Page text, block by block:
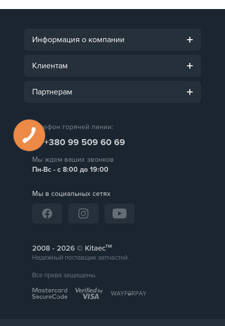
Информация о компании
Клиентам
Партнерам
Телефон горячей линии:
+380 99 509 60 69
Мы ждем ваших звонков
Пн-Вс - с 8:00 до 19:00
Мы в социальных сетях
2008 - © Kitaecтм
Надежный поставщик запчастей.
Все права защищены.